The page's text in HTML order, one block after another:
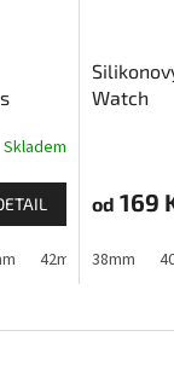
Skladem
42mm (Apple
Watch
od 169
38mm